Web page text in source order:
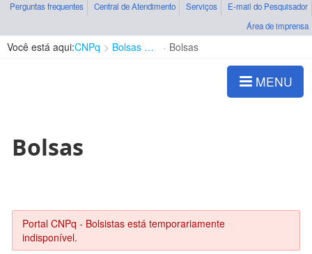
Perguntas frequentes Central de Atendimento Serviços
E-mail do Pesquisador
Área de imprensa
Você está aqui:CNPq Bolsas e Auxílios Vigentes Bolsas
MENU
Bolsas
Portal CNPq - Bolsistas está temporariamente
indisponível.